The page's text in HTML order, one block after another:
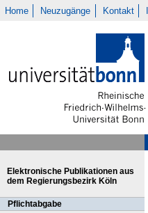
Home Neuzugänge Kontakt
Elektronische Publikationen aus
dem Regierungsbezirk Köln
Pflichtabgabe